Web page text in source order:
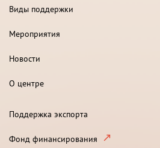
Виды поддержки
Мероприятия
Новости
О центре
Поддержка экспорта
Фонд финансирования